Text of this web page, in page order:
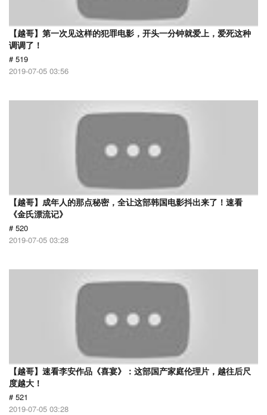
【越哥】第一次见这样的犯罪电影，开头一分钟就爱上，爱死这种
调调了！
# 519
2019-07-05 03:56
【越哥】成年人的那点秘密，全让这部韩国电影抖出来了！速看
《金氏漂流记》
# 520
2019-07-05 03:28
【越哥】速看李安作品《喜宴》：这部国产家庭伦理片，越往后尺
度越大！
# 521
2019-07-05 03:28